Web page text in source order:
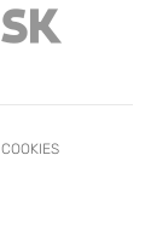
COOKIES